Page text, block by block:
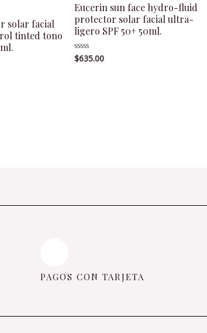
solar facial
tinted tono
Eucerin sun face hydro-fluid
protector solar facial ultra-
ligero SPF 50+ 50ml.
Valorado
en
$635.00
PAGOS CON TARJETA